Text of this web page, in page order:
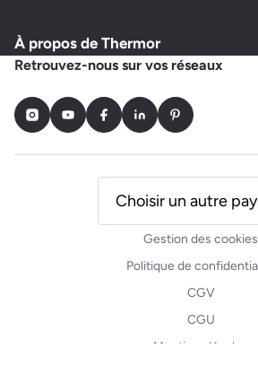
À propos de Thermor
Retrouvez-nous sur vos réseaux
InstagramYoutubeFacebookLinkedInPinterest
Gestion des cookies
Politique de
CGV
CGU
Mentions légales
Choisir un autre